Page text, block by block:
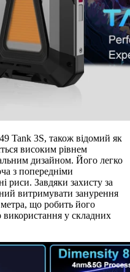
Tank 3S, також відомий як
високим рівнем
дизайном. Його легко
з попередніми
риси. Завдяки захисту за
витримувати занурення
що робить його
у складних